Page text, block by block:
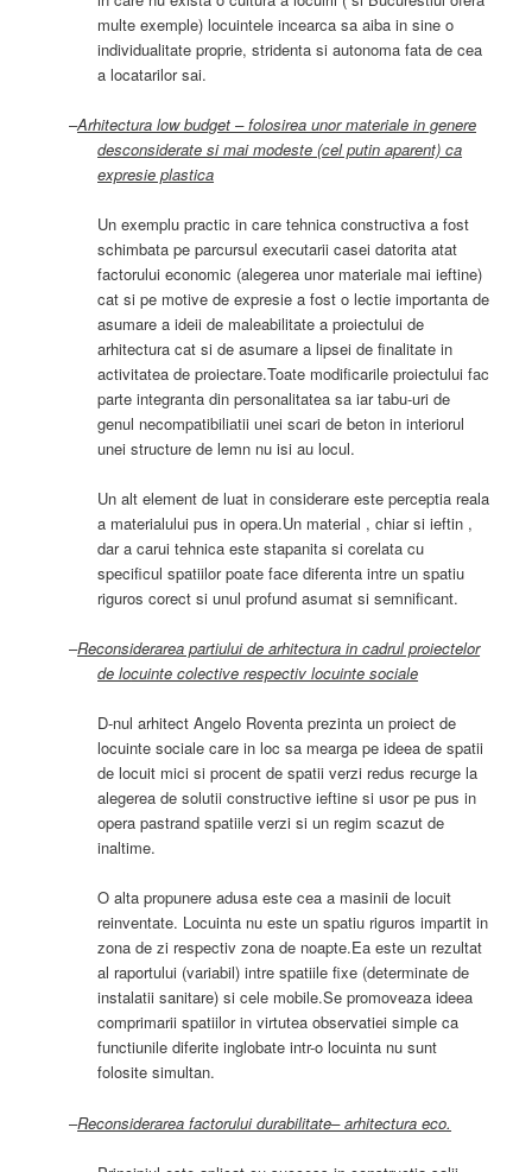
multe exemple) locuintele incearca sa aiba in sine o
individualitate proprie, stridenta si autonoma fata de cea
a locatarilor sai.
–Arhitectura low budget – folosirea unor materiale in genere
desconsiderate si mai modeste (cel putin aparent) ca
expresie plastica
Un exemplu practic in care tehnica constructiva a fost
schimbata pe parcursul executarii casei datorita atat
factorului economic (alegerea unor materiale mai ieftine)
cat si pe motive de expresie a fost o lectie importanta de
asumare a ideii de maleabilitate a proiectului de
arhitectura cat si de asumare a lipsei de finalitate in
activitatea de proiectare.Toate modificarile proiectului fac
parte integranta din personalitatea sa iar tabu-uri de
genul necompatibiliatii unei scari de beton in interiorul
unei structure de lemn nu isi au locul.
Un alt element de luat in considerare este perceptia reala
a materialului pus in opera.Un material , chiar si ieftin ,
dar a carui tehnica este stapanita si corelata cu
specificul spatiilor poate face diferenta intre un spatiu
riguros corect si unul profund asumat si semnificant.
–Reconsiderarea partiului de arhitectura in cadrul proiectelor
de locuinte colective respectiv locuinte sociale
D-nul arhitect Angelo Roventa prezinta un proiect de
locuinte sociale care in loc sa mearga pe ideea de spatii
de locuit mici si procent de spatii verzi redus recurge la
alegerea de solutii constructive ieftine si usor pe pus in
opera pastrand spatiile verzi si un regim scazut de
inaltime.
O alta propunere adusa este cea a masinii de locuit
reinventate. Locuinta nu este un spatiu riguros impartit in
zona de zi respectiv zona de noapte.Ea este un rezultat
al raportului (variabil) intre spatiile fixe (determinate de
instalatii sanitare) si cele mobile.Se promoveaza ideea
comprimarii spatiilor in virtutea observatiei simple ca
functiunile diferite inglobate intr-o locuinta nu sunt
folosite simultan.
–Reconsiderarea factorului durabilitate– arhitectura eco.